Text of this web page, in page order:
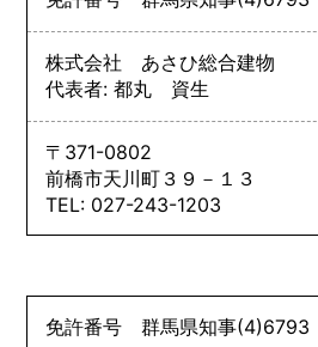
株式会社 あさひ総合建物
代表者: 都丸 資生
〒371-0802
前橋市天川町３９－１３
TEL: 027-243-1203
免許番号群馬県知事(4)6793